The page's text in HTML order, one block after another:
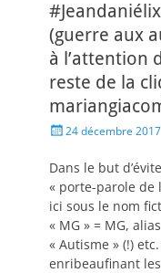
(guerre aux
à l’attention
reste de la
Posted24 décembre 2017
Dans le but
« porte-parole de
ici sous le nom
« MG » = MG,
« Autisme » (!)
enribeaufinant